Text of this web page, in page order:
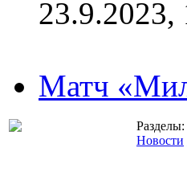
23.9.2023,
Матч
Разделы:
Новости